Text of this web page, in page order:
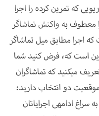
که تمرین کرده را اجرا
معطوف به واکنش تماشاگر
اجرا مطابق میل تماشاگر
است که، فرض کنید شما
می­کنید که تماشاگران
دو انتخاب دارید:
ادامه­ی اجرای­اتان